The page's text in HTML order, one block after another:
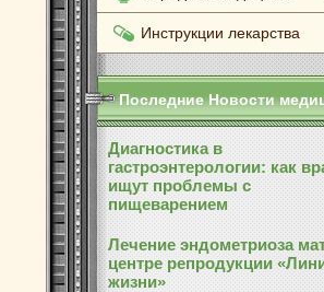
Инструкции лекарства
Последние Новости
Диагностика в
гастроэнтерологии: как
ищут проблемы с
пищеварением
Лечение эндометриоза
центре репродукции
жизни»